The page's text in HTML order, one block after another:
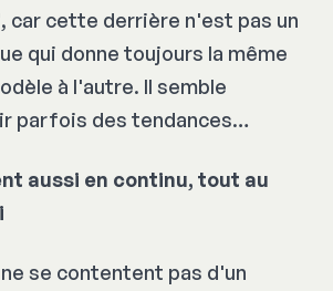
car cette derrière n'est pas un
qui donne toujours la même
à l'autre. Il semble
parfois des tendances…
aussi en continu, tout au
se contentent pas d'un